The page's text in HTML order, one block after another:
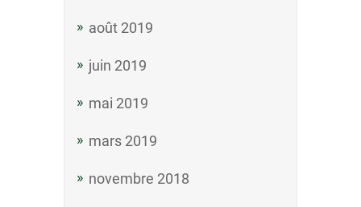
août 2019
juin 2019
mai 2019
mars 2019
novembre 2018